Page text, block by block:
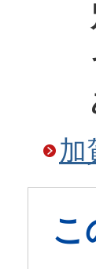
加
こ